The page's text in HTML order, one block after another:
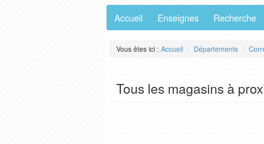
Accueil Enseignes Recherche
Vous êtes ici : Accueil Départements
Tous les magasins à